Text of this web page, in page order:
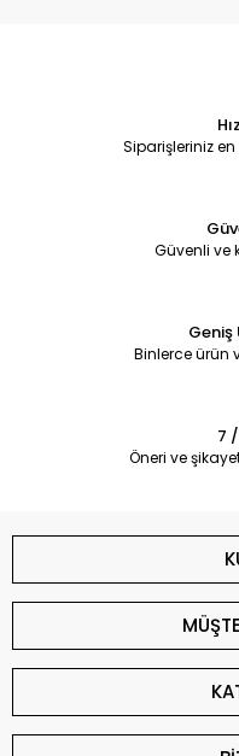
Siparişleriniz en
Güvenli ve
Geniş
Binlerce ürün
7
Öneri ve